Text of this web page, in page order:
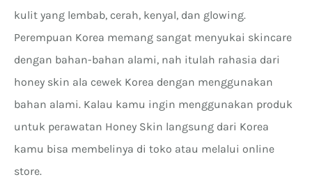
kulit yang lembab, cerah, kenyal, dan glowing.
Perempuan Korea memang sangat menyukai skincare
dengan bahan-bahan alami, nah itulah rahasia dari
honey skin ala cewek Korea dengan menggunakan
bahan alami. Kalau kamu ingin menggunakan produk
untuk perawatan Honey Skin langsung dari Korea
kamu bisa membelinya di toko atau melalui online
store.